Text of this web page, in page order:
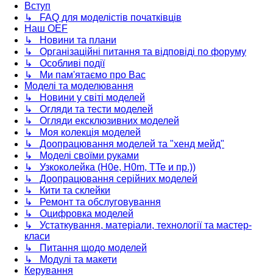
Вступ
↳ FAQ для моделістів початківців
Наш OEF
↳ Новини та плани
↳ Організаційні питання та відповіді по форуму
↳ Особливі події
↳ Ми пам'ятаємо про Вас
Моделі та моделювання
↳ Новини у світі моделей
↳ Огляди та тести моделей
↳ Огляди ексклюзивних моделей
↳ Моя колекція моделей
↳ Доопрацювання моделей та "хенд мейд"
↳ Моделі своїми руками
↳ Узкоколейка (H0e, H0m, TTe и пр.))
↳ Доопрацювання серійних моделей
↳ Кити та склейки
↳ Ремонт та обслуговування
↳ Оцифровка моделей
↳ Устаткування, матеріали, технології та мастер-
класи
↳ Питання щодо моделей
↳ Модулі та макети
Керування